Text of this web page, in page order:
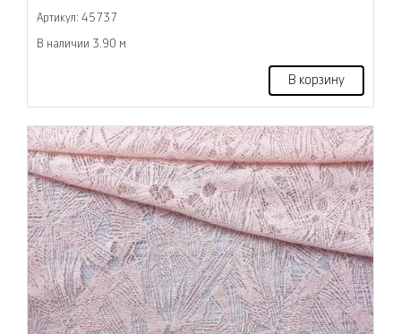
Артикул: 45737
В наличии 3.90 м
В корзину